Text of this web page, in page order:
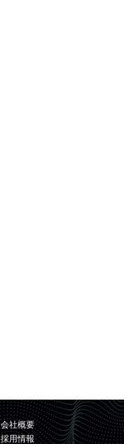
会社概要
採用情報